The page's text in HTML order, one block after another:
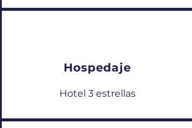
Hospedaje
Hotel 3 estrellas